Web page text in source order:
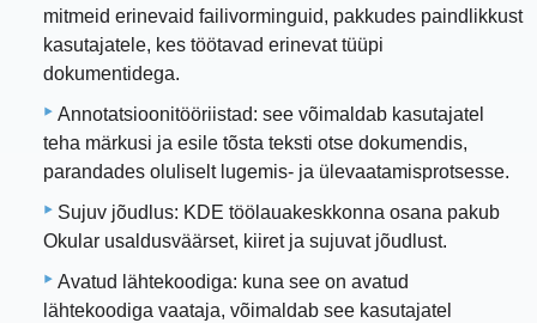
mitmeid erinevaid failivorminguid, pakkudes paindlikkust
kasutajatele, kes töötavad erinevat tüüpi
dokumentidega.
Annotatsioonitööriistad: see võimaldab kasutajatel
teha märkusi ja esile tõsta teksti otse dokumendis,
parandades oluliselt lugemis- ja ülevaatamisprotsesse.
Sujuv jõudlus: KDE töölauakeskkonna osana pakub
Okular usaldusväärset, kiiret ja sujuvat jõudlust.
Avatud lähtekoodiga: kuna see on avatud
lähtekoodiga vaataja, võimaldab see kasutajatel